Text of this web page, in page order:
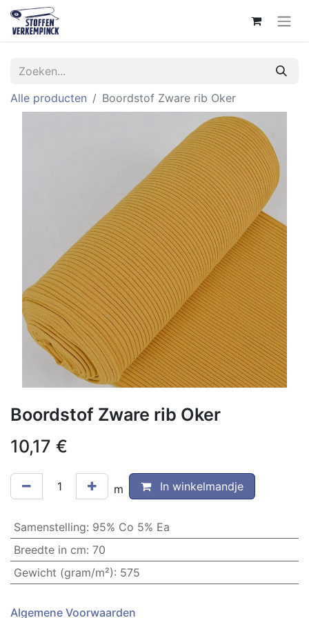
Alle producten Boordstof Zware rib Oker
Boordstof Zware rib Oker
10,17 €
m In winkelmandje
Samenstelling: 95% Co 5% Ea
Breedte in cm: 70
Gewicht (gram/m²): 575
Algemene Voorwaarden